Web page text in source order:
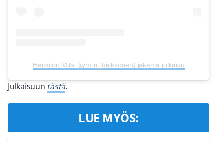
Henkilön Mila (@mila_heikkonen) jakama julkaisu
Julkaisuun tästä.
LUE MYÖS: